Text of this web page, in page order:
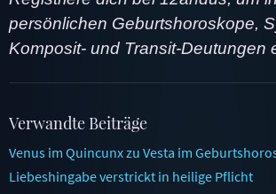
persönlichen Geburtshoroskope,
Komposit- und Transit-Deutungen
Verwandte Beiträge
Venus im Quincunx zu Vesta im
Liebeshingabe verstrickt in heilige Pflicht